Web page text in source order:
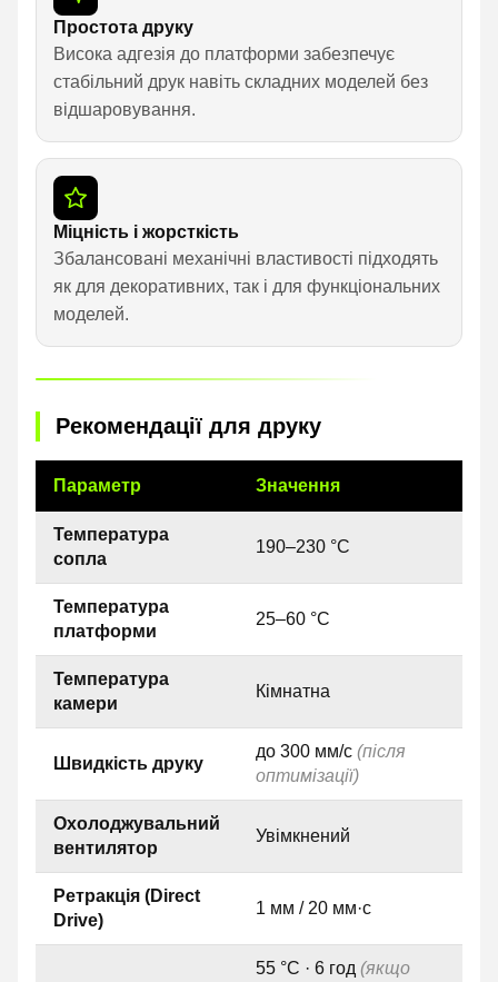
Простота друку
Висока адгезія до платформи забезпечує
стабільний друк навіть складних моделей без
відшаровування.
Міцність і жорсткість
Збалансовані механічні властивості підходять
як для декоративних, так і для функціональних
моделей.
Рекомендації для друку
Параметр Значення
Температура
сопла
190–230 °C
Температура
платформи
25–60 °C
Температура
камери
Кімнатна
Швидкість друку
до 300 мм/с (після
оптимізації)
Охолоджувальний
вентилятор
Увімкнений
Ретракція (Direct
Drive)
1 мм / 20 мм·с
55 °C · 6 год (якщо